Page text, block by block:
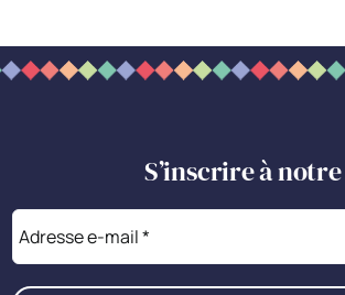
S’inscrire à